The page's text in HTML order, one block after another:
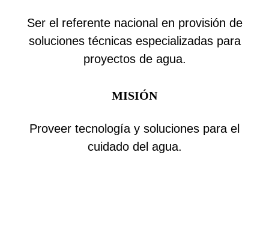
Ser el referente nacional en provisión de
soluciones técnicas especializadas para
proyectos de agua.
MISIÓN
Proveer tecnología y soluciones para el
cuidado del agua.